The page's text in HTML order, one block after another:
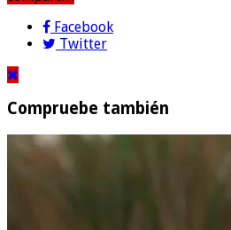
Facebook
Twitter
Compruebe también